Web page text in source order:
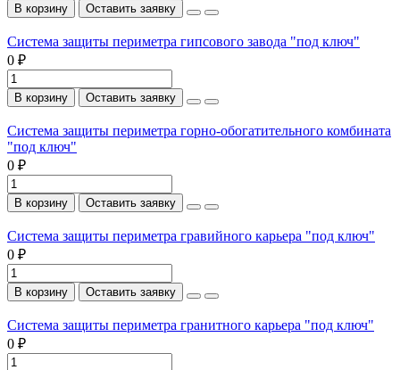
В корзину Оставить заявку
Система защиты периметра гипсового завода "под ключ"
0 ₽
В корзину Оставить заявку
Система защиты периметра горно-обогатительного комбината
"под ключ"
0 ₽
В корзину Оставить заявку
Система защиты периметра гравийного карьера "под ключ"
0 ₽
В корзину Оставить заявку
Система защиты периметра гранитного карьера "под ключ"
0 ₽